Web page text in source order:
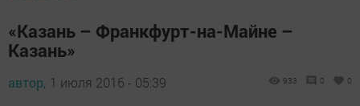
«Казань – Франкфурт-на-Майне –
Казань»
автор, 1 июля 2016 - 05:39 933 0 0